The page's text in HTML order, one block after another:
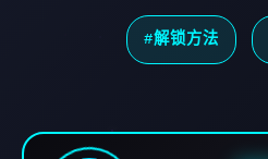
#解锁方法